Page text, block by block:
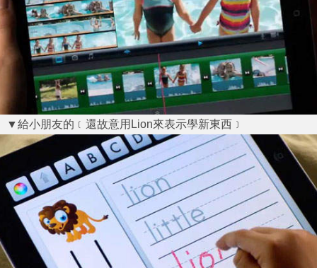
▼給小朋友的﹝還故意用Lion來表示學新東西﹞